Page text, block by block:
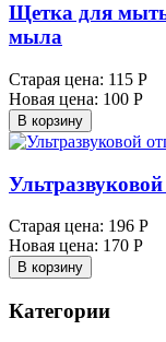
Щетка для
мыла
Старая цена: 115 Р
Новая цена: 100 Р
В корзину
Старая цена: 196 Р
Новая цена: 170 Р
В корзину
Категории